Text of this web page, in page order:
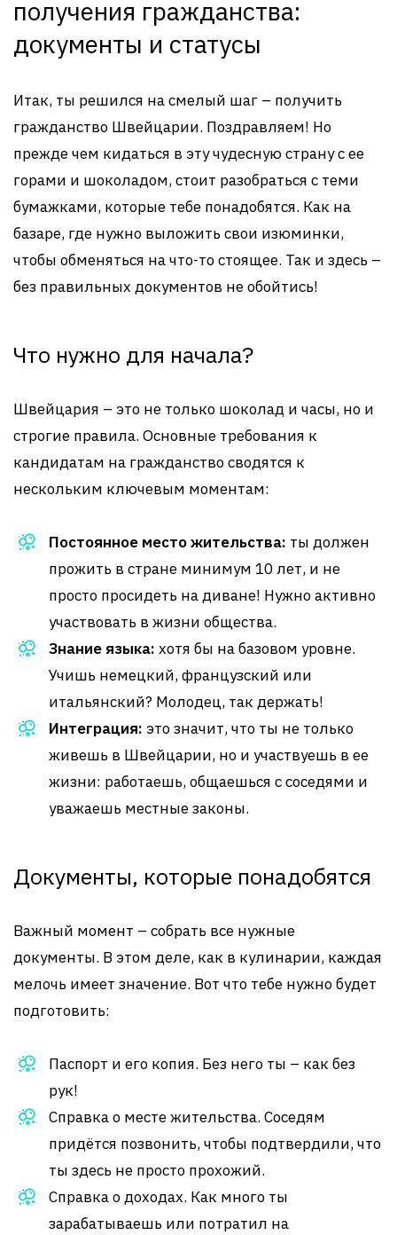
получения гражданства:
документы и статусы
Итак, ты решился на смелый шаг – получить
гражданство Швейцарии. Поздравляем! Но
прежде чем кидаться в эту чудесную страну с ее
горами и шоколадом, стоит разобраться с теми
бумажками, которые тебе понадобятся. Как на
базаре, где нужно выложить свои изюминки,
чтобы обменяться на что-то стоящее. Так и здесь –
без правильных документов не обойтись!
Что нужно для начала?
Швейцария – это не только шоколад и часы, но и
строгие правила. Основные требования к
кандидатам на гражданство сводятся к
нескольким ключевым моментам:
Постоянное место жительства: ты должен
прожить в стране минимум 10 лет, и не
просто просидеть на диване! Нужно активно
участвовать в жизни общества.
Знание языка: хотя бы на базовом уровне.
Учишь немецкий, французский или
итальянский? Молодец, так держать!
Интеграция: это значит, что ты не только
живешь в Швейцарии, но и участвуешь в ее
жизни: работаешь, общаешься с соседями и
уважаешь местные законы.
Документы, которые понадобятся
Важный момент – собрать все нужные
документы. В этом деле, как в кулинарии, каждая
мелочь имеет значение. Вот что тебе нужно будет
подготовить:
Паспорт и его копия. Без него ты – как без
рук!
Справка о месте жительства. Соседям
придётся позвонить, чтобы подтвердили, что
ты здесь не просто прохожий.
Справка о доходах. Как много ты
зарабатываешь или потратил на